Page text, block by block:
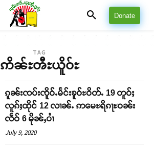
Donate
TAG
ဢိၼ်ႊၻီႊယိူဝ်ႊ
ၵူၼ်းၸပ်းၸိူဝ်ႉမႅင်းၶူဝ်ႊဝိတ်ႉ 19 တူဝ်ႈ
လူၵ်ႈထိုင် 12 လၢၼ်ႉ ဢမေႊရိၵႃႊဝၼ်း
လဵဝ် 6 မိုၼ်ႇပၢႆ
July 9, 2020